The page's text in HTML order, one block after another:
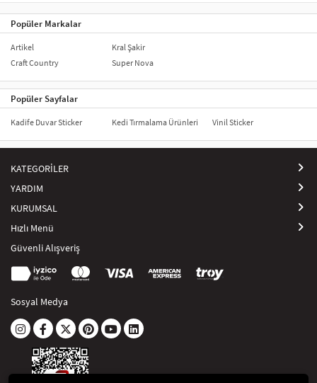
Popüler Markalar
Artikel
Craft Country
Kral Şakir
Super Nova
Popüler Sayfalar
Kadife Duvar Sticker Kedi Tırmalama Ürünleri Vinil Sticker
KATEGORİLER
YARDIM
KURUMSAL
Hızlı Menü
Güvenli Alışveriş
Sosyal Medya